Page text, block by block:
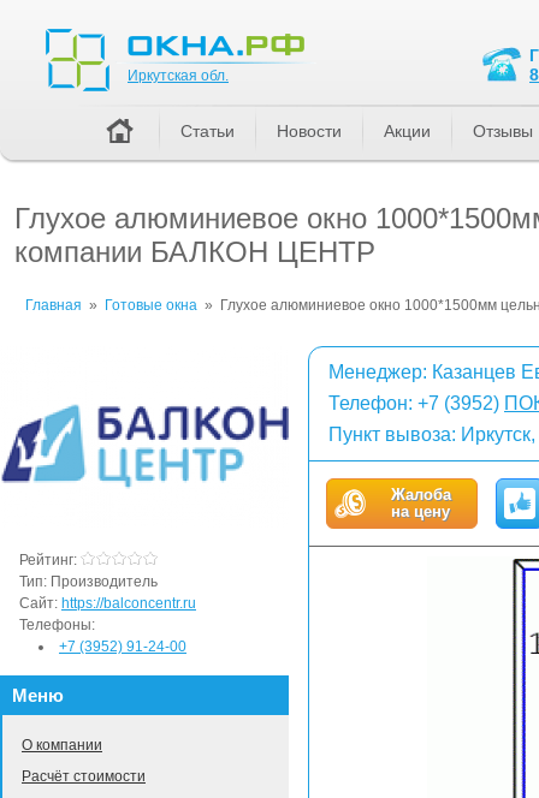
Глухое алюминиевое окно
компании БАЛКОН ЦЕНТР
Главная » Готовые окна » Глухое алюминиевое окно 1000*1500мм
Менеджер: Казанцев
Телефон: +7 (3952)
Пункт вывоза:
Жалоба
на цену
Рейтинг:
Тип: Производитель
Сайт: https://balconcentr.ru
Телефоны:
+7 (3952) 91-24-00
Меню
О компании
Расчёт стоимости
Иркутская обл.
Статьи Новости Акции Отзывы